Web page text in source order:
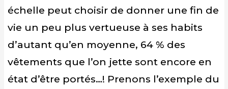
échelle peut choisir de donner une fin de
vie un peu plus vertueuse à ses habits
d’autant qu’en moyenne, 64 % des
vêtements que l’on jette sont encore en
état d’être portés…! Prenons l’exemple du